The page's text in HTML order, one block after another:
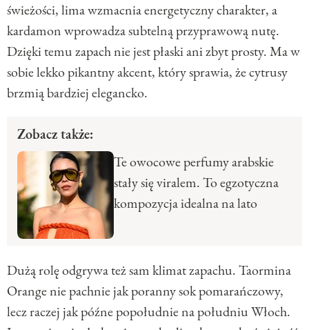
świeżości, lima wzmacnia energetyczny charakter, a
kardamon wprowadza subtelną przyprawową nutę.
Dzięki temu zapach nie jest płaski ani zbyt prosty. Ma w
sobie lekko pikantny akcent, który sprawia, że cytrusy
brzmią bardziej elegancko.
Zobacz także:
Te owocowe perfumy arabskie
stały się viralem. To egzotyczna
kompozycja idealna na lato
Dużą rolę odgrywa też sam klimat zapachu. Taormina
Orange nie pachnie jak poranny sok pomarańczowy,
lecz raczej jak późne popołudnie na południu Włoch.